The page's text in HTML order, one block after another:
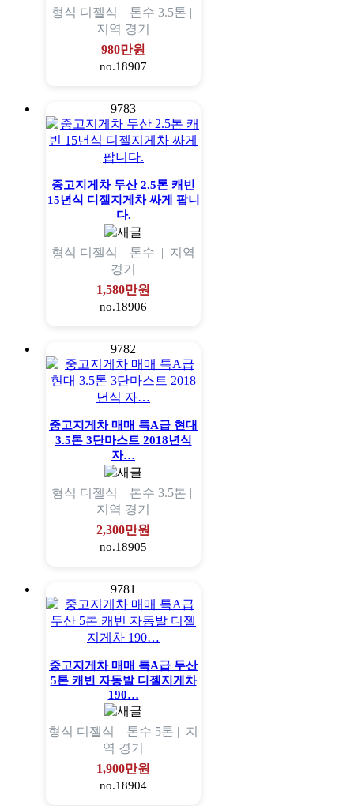
형식 디젤식 | 톤수 3.5톤 |
지역 경기
980만원
no.18907
9783
중고지게차 두산 2.5톤 캐빈
15년식 디젤지게차 싸게 팝니
다.
형식 디젤식 | 톤수 | 지역
경기
1,580만원
no.18906
9782
중고지게차 매매 특A급 현대
3.5톤 3단마스트 2018년식
자…
형식 디젤식 | 톤수 3.5톤 |
지역 경기
2,300만원
no.18905
9781
중고지게차 매매 특A급 두산
5톤 캐빈 자동발 디젤지게차
190…
형식 디젤식 | 톤수 5톤 | 지
역 경기
1,900만원
no.18904